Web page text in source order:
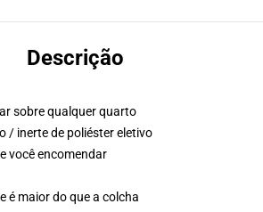
Descrição
sobre qualquer quarto
/ inerte de poliéster eletivo
você encomendar
é maior do que a colcha